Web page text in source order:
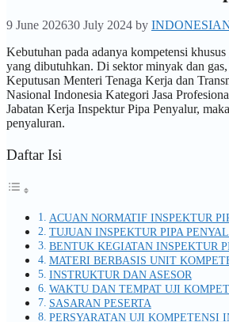
9 June 202630 July 2024 by
Kebutuhan pada adanya kompetensi
yang dibutuhkan. Di sektor minyak dan
Keputusan Menteri Tenaga Kerja dan
Nasional Indonesia Kategori Jasa
Jabatan Kerja Inspektur Pipa Penyalur,
penyaluran.
Daftar Isi
ACUAN NORMATIF INSPEKTUR
TUJUAN INSPEKTUR PIPA
BENTUK KEGIATAN INSPEKTUR
MATERI BERBASIS UNIT
INSTRUKTUR DAN ASESOR
WAKTU DAN TEMPAT UJI
SASARAN PESERTA
PERSYARATAN UJI KOMPETENSI